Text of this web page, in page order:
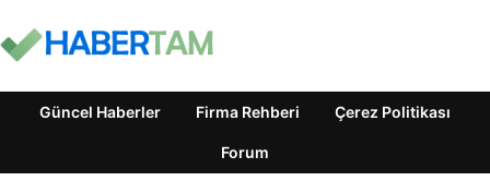
Güncel Haberler Firma Rehberi Çerez Politikası
Forum